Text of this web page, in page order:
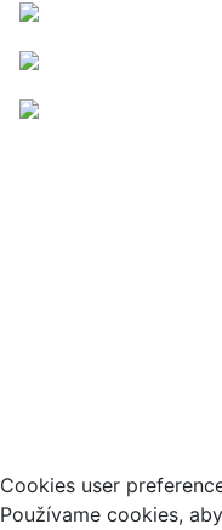
Cookies user
Používame cookies,